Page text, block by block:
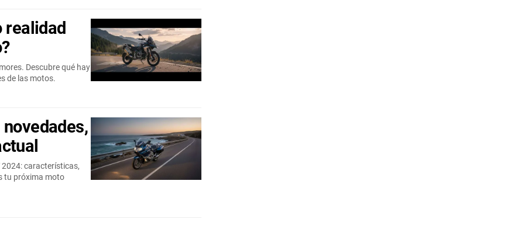
realidad
Descubre qué hay
de las motos.
2024: características,
tu próxima moto